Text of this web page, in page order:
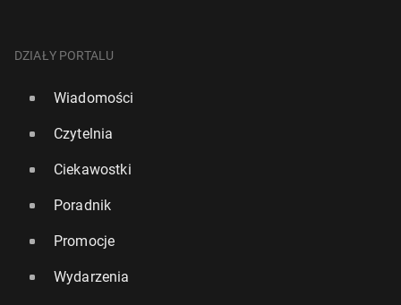
DZIAŁY PORTALU
Wiadomości
Czytelnia
Ciekawostki
Poradnik
Promocje
Wydarzenia